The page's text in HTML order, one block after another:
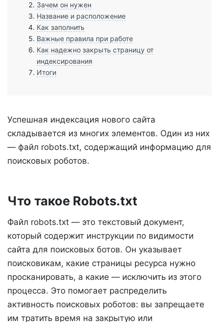
Зачем он нужен
Название и расположение
Как заполнить
Важные правила при работе
Как надежно закрыть страницу от
индексирования
Итоги
Успешная индексация нового сайта
складывается из многих элементов. Один из них
— файл robots.txt, содержащий информацию для
поисковых роботов.
Что такое Robots.txt
Файл robots.txt — это текстовый документ,
который содержит инструкции по видимости
сайта для поисковых ботов. Он указывает
поисковикам, какие страницы ресурса нужно
просканировать, а какие — исключить из этого
процесса. Это помогает распределить
активность поисковых роботов: вы запрещаете
им тратить время на закрытую или